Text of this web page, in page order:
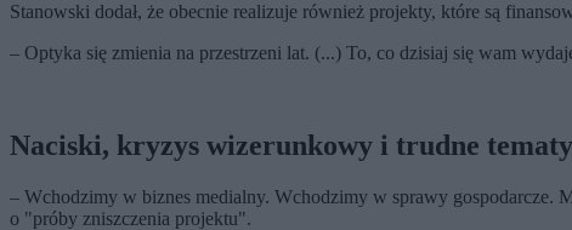
Stanowski dodał, że obecnie realizuje również projekty, które są
– Optyka się zmienia na przestrzeni lat. (...) To, co dzisiaj się wam
Naciski, kryzys wizerunkowy i trudne tematy
– Wchodzimy w biznes medialny. Wchodzimy w sprawy gospodarcze.
o "próby zniszczenia projektu".